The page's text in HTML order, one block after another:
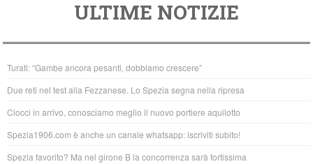
e
b
o
o
k
er
at
s
A
p
p
ULTIME NOTIZIE
Turati: “Gambe ancora pesanti, dobbiamo crescere”
Due reti nel test alla Fezzanese. Lo Spezia segna nella ripresa
Ciocci in arrivo, conosciamo meglio il nuovo portiere aquilotto
Spezia1906.com è anche un canale whatsapp: iscriviti subito!
Spezia favorito? Ma nel girone B la concorrenza sarà fortissima